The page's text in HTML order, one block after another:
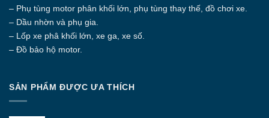
– Phụ tùng motor phân khối lớn, phụ tùng thay thế, đồ chơi xe.
– Dầu nhờn và phụ gia.
– Lốp xe phâ khối lớn, xe ga, xe số.
– Đồ bảo hộ motor.
SẢN PHẨM ĐƯỢC ƯA THÍCH